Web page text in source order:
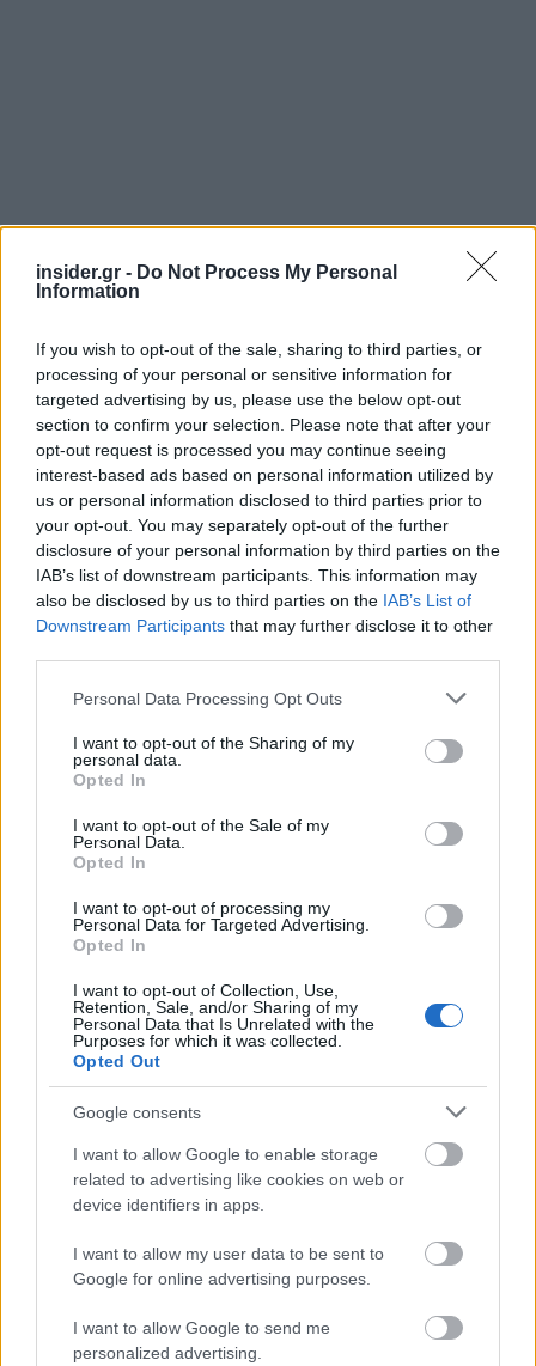
insider.gr - Do Not Process My Personal
Information
If you wish to opt-out of the sale, sharing to third parties, or
processing of your personal or sensitive information for
targeted advertising by us, please use the below opt-out
section to confirm your selection. Please note that after your
opt-out request is processed you may continue seeing
interest-based ads based on personal information utilized by
us or personal information disclosed to third parties prior to
your opt-out. You may separately opt-out of the further
disclosure of your personal information by third parties on the
IAB’s list of downstream participants. This information may
also be disclosed by us to third parties on the IAB’s List of
Downstream Participants that may further disclose it to other
Please note that this website/app uses one or more Google
not limited to your visit or usage behaviour. You may click to
grant or deny consent to Google and its third-party tags to
use your data for below specified purposes in below Google
consent section.
Personal Data Processing Opt Outs
I want to opt-out of the Sharing of my
personal data.
Opted In
I want to opt-out of the Sale of my
Personal Data.
Opted In
I want to opt-out of processing my
Personal Data for Targeted Advertising.
Opted In
I want to opt-out of Collection, Use,
Retention, Sale, and/or Sharing of my
Personal Data that Is Unrelated with the
Purposes for which it was collected.
Opted Out
Google consents
I want to allow Google to enable storage
related to advertising like cookies on web or
device identifiers in apps.
I want to allow my user data to be sent to
Google for online advertising purposes.
I want to allow Google to send me
personalized advertising.
Αντιθέτως, το σύστημα των στενών γραμμών
έχει μελετηθεί στην περιοχή, δεν παρουσιάζει τα
παραπάνω προβλήματα στην εφαρμογή, καθόσον
υπάρχουν διαθέσιμες σπαρτικές μηχανές σε
αποστάσεις των 50 εκ, επίσης ο έλεγχος των
ζιζανίων μηχανικά μπορεί να γίνει με φρέζα
σκαλιστήρι των τεύτλων (διαθέσιμη). Το
σημαντικότερο είναι ότι με την πρόσφατη
τεχνολογική πρόοδο στη συγκομιδή βάμβακος, η
νέου τύπου picker συλλεκτική μηχανή μπορεί να
συγκομίσει το βαμβάκι σε αποστάσεις γραμμών
από 38 μέχρι 102 εκ. Αυτή η εξέλιξη έχει
ανανεώσει το ενδιαφέρον για την χρήση του
σύστημα αυτό έχει προταθεί ως εναλλακτικό
σύστημα καλλιέργειας αντί του κλασσικού
συστήματος γραμμών (96 εκ.) για αύξηση της
παραγωγής, καλύτερη αξιοποίηση του νερού
αλλά και για την αύξηση της παραγόμενης
βιομάζας για ενδεχόμενη ενεργειακή χρήση.
Αθηναϊκό-Μακεδονικό Πρακτορείο Ειδήσεων,
καταλήγει τονίζοντας:
«Ο αριθμός των φυτών στα τρία συστήματα
τελευταία χρόνια το σύστημα αποστάσεων
γραμμών στα 75 εκ. έχει υιοθετηθεί από
καλύτερο από το κλασικό των 96 εκ. και έχει
καλύτερη παραγωγή. H Ελλάδα ακόμα δεν
διαθέτει την νέα συλλεκτική μηχανή picker για τη
συλλογή στα 50 εκ. Η σπαρτική μηχανή μπορεί να